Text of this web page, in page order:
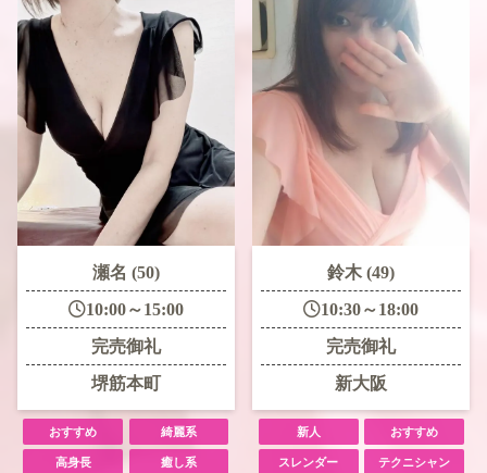
瀬名 (50)
10:00～15:00
完売御礼
堺筋本町
おすすめ 綺麗系
高身長 癒し系
鈴木 (49)
10:30～18:00
完売御礼
新大阪
新人 おすすめ
スレンダー テクニシャン